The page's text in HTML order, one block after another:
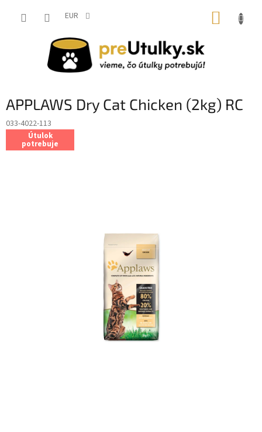
EUR
APPLAWS Dry Cat Chicken (2kg) RC
033-4022-113
Útulok
potrebuje